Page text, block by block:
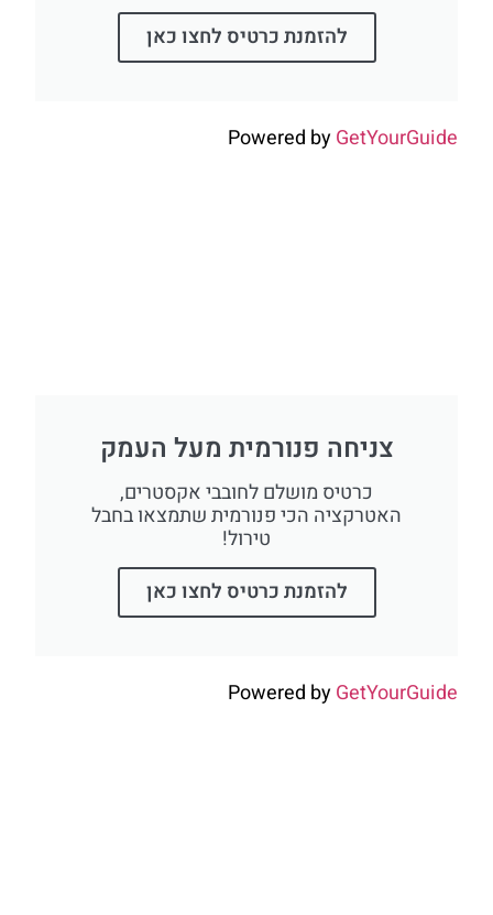
להזמנת כרטיס לחצו כאן
Powered byGetYourGuide
צניחה פנורמית מעל העמק
כרטיס מושלם לחובבי אקסטרים,
האטרקציה הכי פנורמית שתמצאו בחבל
טירול!
להזמנת כרטיס לחצו כאן
Powered byGetYourGuide